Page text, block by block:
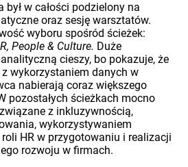
w całości podzielony na
oraz sesję warsztatów.
wyboru spośród ścieżek:
People & Culture. Duże
cieszy, bo pokazuje, że
wykorzystaniem danych w
nabierają coraz większego
pozostałych ścieżkach mocno
z inkluzywnością,
wykorzystywaniem
HR w przygotowaniu i realizacji
rozwoju w firmach.